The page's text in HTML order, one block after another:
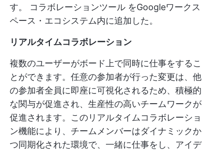
す。 コラボレーションツール をGoogleワークス
ペース・エコシステム内に追加した。
リアルタイムコラボレーション
複数のユーザーがボード上で同時に仕事をするこ
とができます。任意の参加者が行った変更は、他
の参加者全員に即座に可視化されるため、積極的
な関与が促進され、生産性の高いチームワークが
促進されます。このリアルタイムコラボレーショ
ン機能により、チームメンバーはダイナミックか
つ同期化された環境で、一緒に仕事をし、アイデ